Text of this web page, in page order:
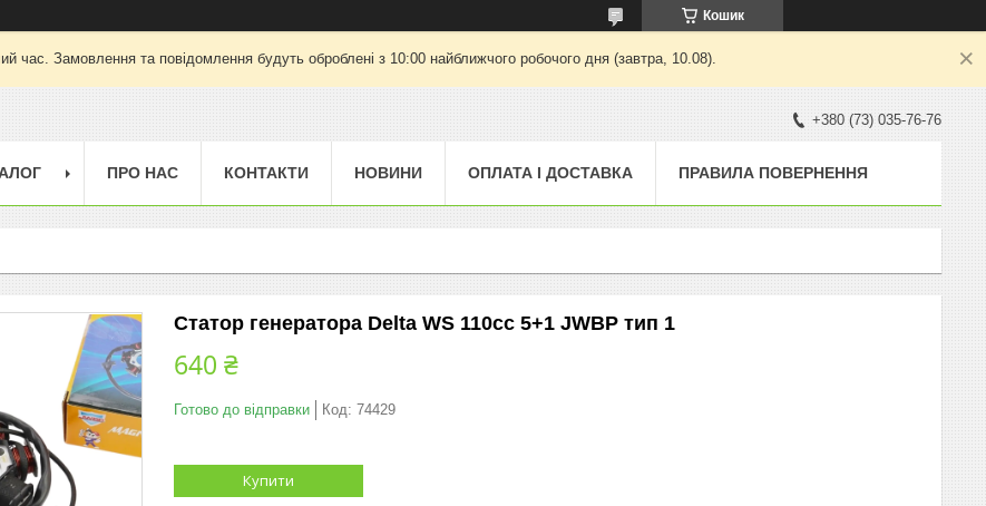
Кошик
час. Замовлення та повідомлення будуть оброблені з 10:00 найближчого робочого дня (завтра, 10.08).
+380 (73) 035-76-76
ПРО НАС КОНТАКТИ НОВИНИ ОПЛАТА І ДОСТАВКА ПРАВИЛА ПОВЕРНЕННЯ
Статор генератора Delta WS 110cc 5+1 JWBP тип 1
640 ₴
Готово до відправки Код: 74429
Купити